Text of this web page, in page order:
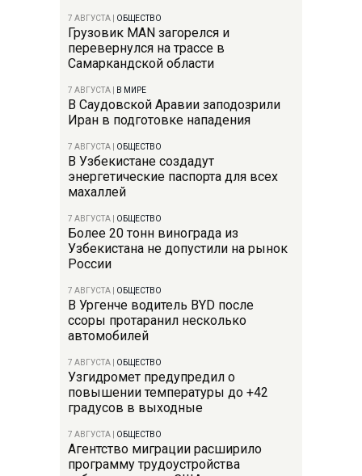
7 АВГУСТА ОБЩЕСТВО
Грузовик MAN загорелся и
перевернулся на трассе в
Самаркандской области
7 АВГУСТА В МИРЕ
В Саудовской Аравии заподозрили
Иран в подготовке нападения
7 АВГУСТА ОБЩЕСТВО
В Узбекистане создадут
энергетические паспорта для всех
махаллей
7 АВГУСТА ОБЩЕСТВО
Более 20 тонн винограда из
Узбекистана не допустили на рынок
России
7 АВГУСТА ОБЩЕСТВО
В Ургенче водитель BYD после
ссоры протаранил несколько
автомобилей
7 АВГУСТА ОБЩЕСТВО
Узгидромет предупредил о
повышении температуры до +42
градусов в выходные
7 АВГУСТА ОБЩЕСТВО
Агентство миграции расширило
программу трудоустройства